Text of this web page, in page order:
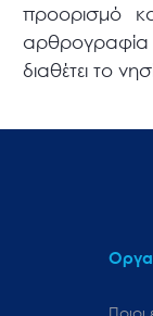
προορισμό
αρθρογραφία
διαθέτει το